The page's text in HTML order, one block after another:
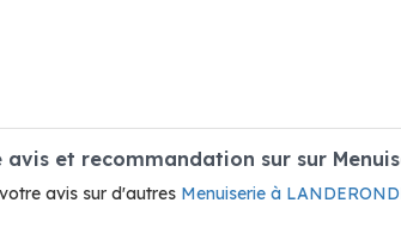
et recommandation sur sur
avis sur d'autres Menuiserie à